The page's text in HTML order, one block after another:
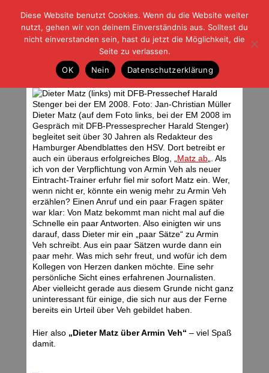
| | |BLOG-GFußball und der Rest
HOME|REGELN|IMPRESSUM |DATENSCHUTZ
Matz über Veh
Freitag, 03.06.11 | 05:49 Uhr
Dieter Matz (auf dem Foto links, bei der EM 2008 im
Gespräch mit DFB-Pressesprecher Harald Stenger)
begleitet seit über 30 Jahren als Redakteur des
Hamburger Abendblattes den HSV. Dort betreibt er
auch ein überaus erfolgreiches Blog, „ Matz ab „. Als
ich von der Verpflichtung von Armin Veh als neuer
Eintracht-Trainer erfuhr fiel mir sofort Matz ein. Wer,
wenn nicht er, könnte ein wenig mehr zu Armin Veh
erzählen? Einen Anruf und ein paar Fragen später
war klar: Von Matz bekommt man nicht mal auf die
Schnelle ein paar Antworten. Also einigten wir uns
darauf, dass Dieter mir ein „paar Sätze“ zu Armin
Veh schreibt. Aus ein paar Sätzen wurde dann ein
paar mehr. Was mich sehr freut, und wofür ich dem
Kollegen von Herzen danken möchte. Eine sehr
persönliche Sicht eines erfahrenen Journalisten.
Aber vielleicht gerade aus diesem Grunde nicht ganz
uninteressant für einige, die sich nur aus der Ferne
bereits ein Urteil über Veh gebildet haben.
Hier also „Dieter Matz über Armin Veh“ – viel Spaß
damit.
Diese Website benutzt Cookies. Wenn du die Website weiter
nutzt, gehen wir von deinem Einverständnis aus. Solltest du
nicht einverstanden sein, hast du jetzt die Möglichkeit, die
Seite zu verlassen.
OK
Nein Datenschutzerklärung